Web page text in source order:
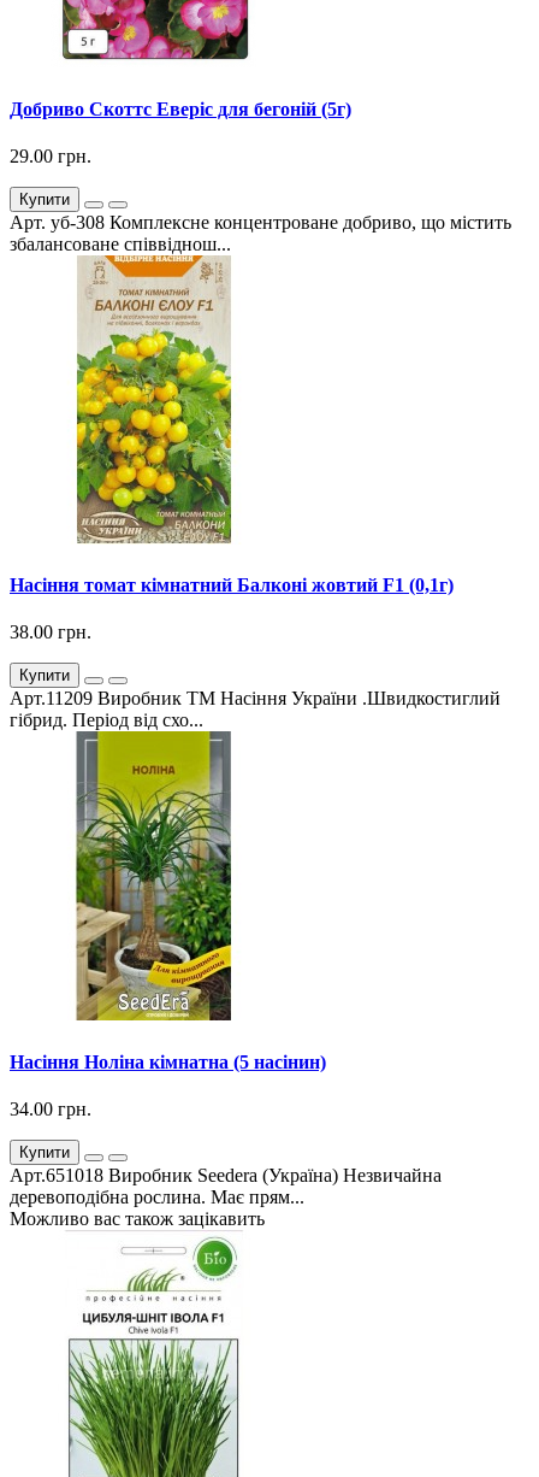
Добриво Скоттс Еверіс для бегоній (5г)
29.00 грн.
Купити
Арт. уб-308 Комплексне концентроване добриво, що містить
збалансоване співвіднош...
Насіння томат кімнатний Балконі жовтий F1 (0,1г)
38.00 грн.
Купити
Арт.11209 Виробник ТМ Насіння України .Швидкостиглий
гібрид. Період від схо...
Насіння Ноліна кімнатна (5 насінин)
34.00 грн.
Купити
Арт.651018 Виробник Seedera (Україна) Незвичайна
деревоподібна рослина. Має прям...
Можливо вас також зацікавить